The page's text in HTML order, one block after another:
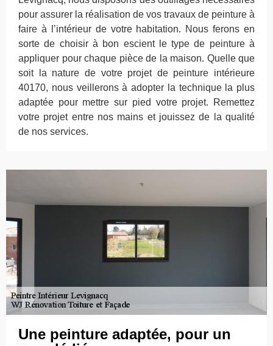
pour assurer la réalisation de vos travaux de peinture à
faire à l’intérieur de votre habitation. Nous ferons en
sorte de choisir à bon escient le type de peinture à
appliquer pour chaque pièce de la maison. Quelle que
soit la nature de votre projet de peinture intérieure
40170, nous veillerons à adopter la technique la plus
adaptée pour mettre sur pied votre projet. Remettez
votre projet entre nos mains et jouissez de la qualité
de nos services.
Une peinture adaptée, pour un